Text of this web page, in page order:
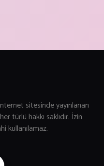
sitesinde yayınlanan
türlü hakkı saklıdır. İzin
kullanılamaz.